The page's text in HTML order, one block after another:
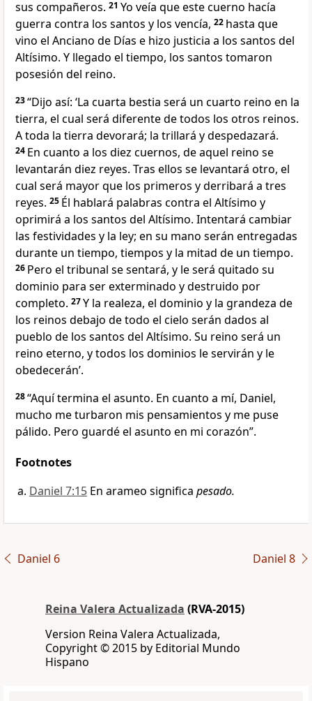
sus compañeros. 21 Yo veía que este cuerno hacía
guerra contra los santos y los vencía, 22 hasta que
vino el Anciano de Días e hizo justicia a los santos del
Altísimo. Y llegado el tiempo, los santos tomaron
posesión del reino.
23“Dijo así: ‘La cuarta bestia será un cuarto reino en la
tierra, el cual será diferente de todos los otros reinos.
A toda la tierra devorará; la trillará y despedazará.
24 En cuanto a los diez cuernos, de aquel reino se
levantarán diez reyes. Tras ellos se levantará otro, el
cual será mayor que los primeros y derribará a tres
reyes. 25 Él hablará palabras contra el Altísimo y
oprimirá a los santos del Altísimo. Intentará cambiar
las festividades y la ley; en su mano serán entregadas
durante un tiempo, tiempos y la mitad de un tiempo.
26 Pero el tribunal se sentará, y le será quitado su
dominio para ser exterminado y destruido por
completo. 27Y la realeza, el dominio y la grandeza de
los reinos debajo de todo el cielo serán dados al
pueblo de los santos del Altísimo. Su reino será un
reino eterno, y todos los dominios le servirán y le
obedecerán’.
28“Aquí termina el asunto. En cuanto a mí, Daniel,
mucho me turbaron mis pensamientos y me puse
pálido. Pero guardé el asunto en mi corazón”.
Footnotes
Daniel 7:15 En arameo significa pesado.
Daniel 6 Daniel 8
Reina Valera Actualizada (RVA-2015)
Version Reina Valera Actualizada,
Copyright © 2015 by Editorial Mundo
Hispano